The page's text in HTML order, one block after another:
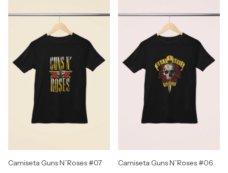
Camiseta Guns N`Roses #07 Camiseta Guns N`Roses #06